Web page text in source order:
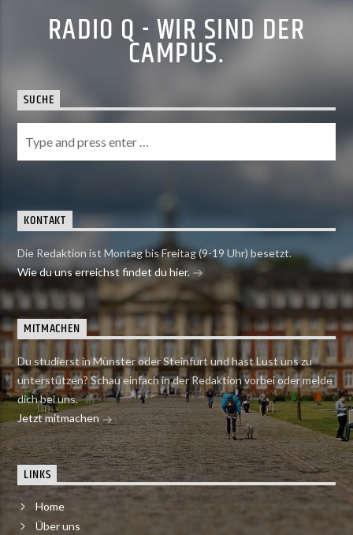
RADIO Q - WIR SIND DER
CAMPUS.
SUCHE
KONTAKT
Die Redaktion ist Montag bis Freitag (9-19 Uhr) besetzt.
Wie du uns erreichst findet du hier.
MITMACHEN
Du studierst in Münster oder Steinfurt und hast Lust uns zu
unterstützen? Schau einfach in der Redaktion vorbei oder melde
dich bei uns.
Jetzt mitmachen
LINKS
Home
Über uns